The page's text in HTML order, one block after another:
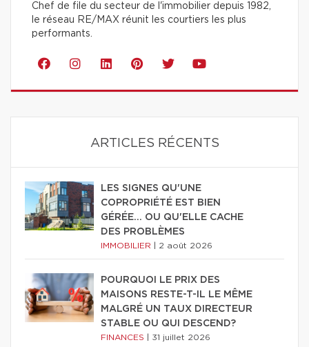
Chef de file du secteur de l'immobilier depuis 1982,
le réseau RE/MAX réunit les courtiers les plus
performants.
ARTICLES RÉCENTS
LES SIGNES QU'UNE
COPROPRIÉTÉ EST BIEN
GÉRÉE… OU QU'ELLE CACHE
DES PROBLÈMES
IMMOBILIER 2 août 2026
POURQUOI LE PRIX DES
MAISONS RESTE-T-IL LE MÊME
MALGRÉ UN TAUX DIRECTEUR
STABLE OU QUI DESCEND?
FINANCES 31 juillet 2026